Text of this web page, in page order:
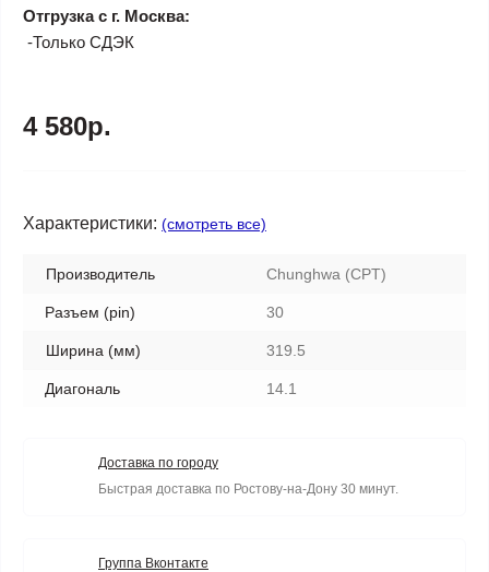
Отгрузка с г. Москва:
-Только СДЭК
4 580р.
Характеристики: (смотреть все)
Производитель Chunghwa (CPT)
Разъем (pin) 30
Ширина (мм) 319.5
Диагональ 14.1
Доставка по городу
Быстрая доставка по Ростову-на-Дону 30 минут.
Группа Вконтакте